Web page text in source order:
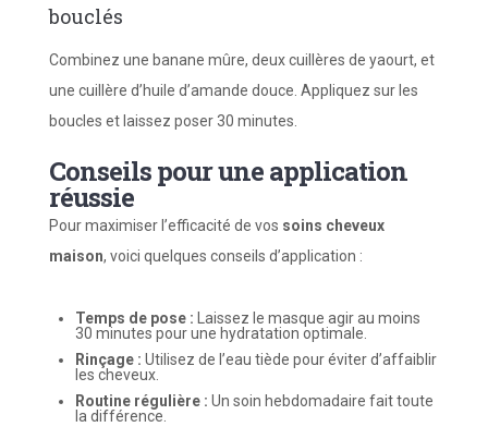
bouclés
Combinez une banane mûre, deux cuillères de yaourt, et
une cuillère d’huile d’amande douce. Appliquez sur les
boucles et laissez poser 30 minutes.
Conseils pour une application
réussie
Pour maximiser l’efficacité de vos soins cheveux
maison, voici quelques conseils d’application :
Temps de pose : Laissez le masque agir au moins
30 minutes pour une hydratation optimale.
Rinçage : Utilisez de l’eau tiède pour éviter d’affaiblir
les cheveux.
Routine régulière : Un soin hebdomadaire fait toute
la différence.